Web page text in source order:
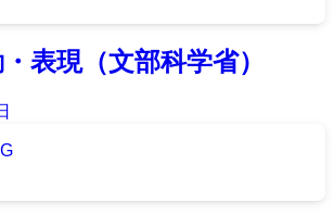
表現（文部科学省）